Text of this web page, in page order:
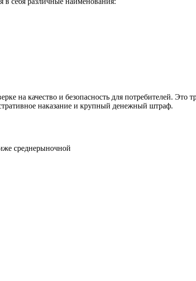
на качество и безопасность для потребителей.
наказание и крупный денежный штраф.
среднерыночной